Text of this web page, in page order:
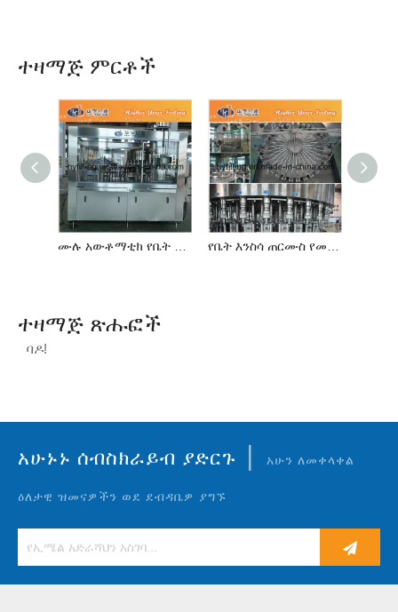
ተዛማጅ ምርቶች
ተዛማጅ ጽሑፎች
ባዶ!
አሁኑኑ ሰብስክራይብ ያድርጉ | አሁን ለመቀላቀል
ዕለታዊ ዝመናዎችን ወደ ደብዳቤዎ ያግኙ